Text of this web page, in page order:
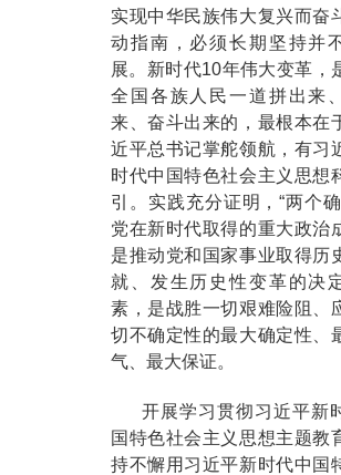
实现中华民族伟大复兴而奋
动指南，必须长期坚持并
展。新时代10年伟大变革，
全国各族人民一道拼出来
来、奋斗出来的，最根本在
近平总书记掌舵领航，有习
时代中国特色社会主义思想
引。实践充分证明，“两个
党在新时代取得的重大政治
是推动党和国家事业取得历
就、发生历史性变革的决
素，是战胜一切艰难险阻、
切不确定性的最大确定性、
气、最大保证。
开展学习贯彻习近平新
国特色社会主义思想主题教
持不懈用习近平新时代中国